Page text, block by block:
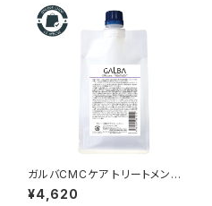
ガルバCMCケア トリートメント
400g パウチ｜リトルサイエン
ティスト正規品【詰替え用】 年齢
¥4,620